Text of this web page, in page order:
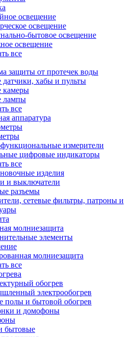
освещение
освещение
бытовое освещение
освещение
все
защиты от протечек воды
хабы и пульты
камеры
лампы
все
аппаратура
измерители
цифровые индикаторы
все
изделия
и выключатели
разъемы
сетевые фильтры, патроны и
молниезащита
элементы
молниезащита
все
обогрев
электрообогрев
полы и бытовой обогрев
и домофоны
бытовые